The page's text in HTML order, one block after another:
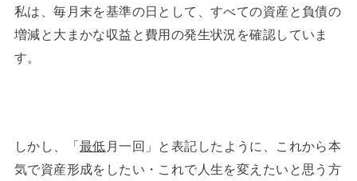
私は、毎月末を基準の日として、すべての資産と負債の
増減と大まかな収益と費用の発生状況を確認していま
す。
しかし、「最低月一回」と表記したように、これから本
気で資産形成をしたい・これで人生を変えたいと思う方